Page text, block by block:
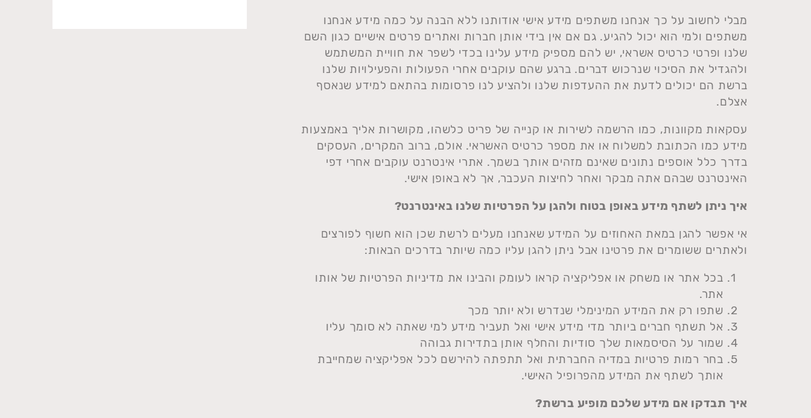
מבלי לחשוב על כך אנחנו משתפים מידע אישי אודותנו ללא הבנה על כמה מידע אנחנו
משתפים ולמי הוא יכול להגיע. גם אם אין בידי אותן חברות ואתרים פרטים אישיים כגון השם
שלנו ופרטי כרטיס אשראי, יש להם מספיק מידע עלינו בכדי לשפר את חוויית המשתמש
ולהגדיל את הסיכוי שנרכוש דברים. ברגע שהם עוקבים אחרי הפעולות והפעילויות שלנו
ברשת הם יכולים לדעת את ההעדפות שלנו ולהציע לנו פרסומות בהתאם למידע שנאסף
אצלם.
עסקאות מקוונות, כמו הרשמה לשירות או קנייה של פריט כלשהו, מקושרות אליך באמצעות
מידע כמו הכתובת למשלוח או את מספר כרטיס האשראי. אולם, ברוב המקרים, העסקים
בדרך כלל אוספים נתונים שאינם מזהים אותך בשמך. אתרי אינטרנט עוקבים אחרי דפי
האינטרנט שבהם אתה מבקר ואחר לחיצות העכבר, אך לא באופן אישי.
איך ניתן לשתף מידע באופן בטוח ולהגן על הפרטיות שלנו באינטרנט?
אי אפשר להגן במאת האחוזים על המידע שאנחנו מעלים לרשת שכן הוא חשוף לפורצים
ולאתרים ששומרים את פרטינו אבל ניתן להגן עליו כמה שיותר בדרכים הבאות:
בכל אתר או משחק או אפליקציה קראו לעומק והבינו את מדיניות הפרטיות של אותו
אתר.
שתפו רק את המידע המינימלי שנדרש ולא יותר מכך
אל תשתף חברים ביותר מדי מידע אישי ואל תעביר מידע למי שאתה לא סומך עליו
שמור על הסיסמאות שלך סודיות והחלף אותן בתדירות גבוהה
בחר רמות פרטיות במדיה החברתית ואל תתפתה להירשם לכל אפליקציה שמחייבת
אותך לשתף את המידע מהפרופיל האישי.
איך תבדקו אם מידע שלכם מופיע ברשת?